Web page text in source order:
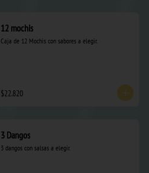
12 mochis
Caja de 12 Mochis con sabores a elegir.
$22.820
3 Dangos
3 dangos con salsas a elegir.